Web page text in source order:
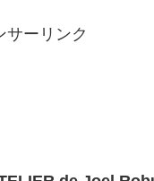
サーリンク